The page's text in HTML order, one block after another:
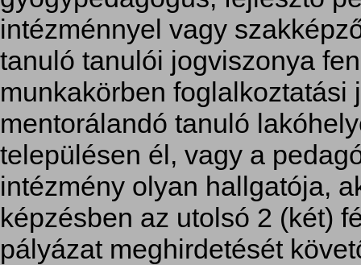
intézménnyel vagy
tanuló tanulói jogviszonya
munkakörben
mentorálandó tanuló
településen él, vagy a
intézmény olyan hallgatója,
képzésben az utolsó 2 (két)
pályázat meghirdetését